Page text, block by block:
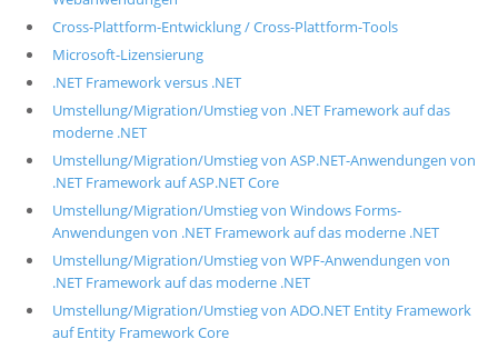
Cross-Plattform-Entwicklung / Cross-Plattform-Tools
Microsoft-Lizensierung
.NET Framework versus .NET
Umstellung/Migration/Umstieg von .NET Framework auf das
moderne .NET
Umstellung/Migration/Umstieg von ASP.NET-Anwendungen von
.NET Framework auf ASP.NET Core
Umstellung/Migration/Umstieg von Windows Forms-
Anwendungen von .NET Framework auf das moderne .NET
Umstellung/Migration/Umstieg von WPF-Anwendungen von
.NET Framework auf das moderne .NET
Umstellung/Migration/Umstieg von ADO.NET Entity Framework
auf Entity Framework Core